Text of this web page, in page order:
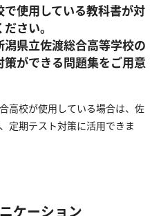
使用している教科書が対
さい。
県立佐渡総合高等学校の
ができる問題集をご用意
高校が使用している場合は、 佐
定期テスト対策に活用できま
ケーション